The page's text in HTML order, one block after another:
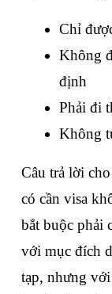
Chỉ
Không
định
Phải đi
Không
Câu trả lời
có cần visa
bắt buộc phải
với mục đích
tạp, nhưng